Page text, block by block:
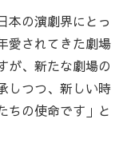
本の演劇界にとっ
愛されてきた劇場
が、新たな劇場の
しつつ、新しい時
ちの使命です」と